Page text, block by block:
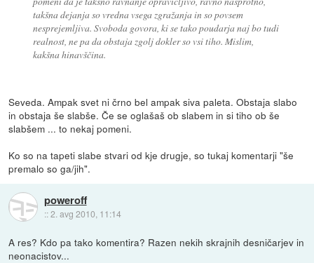
takšna dejanja so vredna vsega zgražanja in so povsem
nesprejemljiva. Svoboda govora, ki se tako poudarja naj bo tudi
realnost, ne pa da obstaja zgolj dokler so vsi tiho. Mislim,
kakšna hinavščina.
Seveda. Ampak svet ni črno bel ampak siva paleta. Obstaja slabo
in obstaja še slabše. Če se oglašaš ob slabem in si tiho ob še
slabšem ... to nekaj pomeni.
Ko so na tapeti slabe stvari od kje drugje, so tukaj komentarji "še
premalo so ga/jih".
poweroff
::2. avg 2010, 11:14
A res? Kdo pa tako komentira? Razen nekih skrajnih desničarjev in
neonacistov...